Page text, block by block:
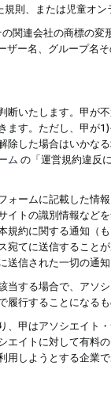
則、または児童オン
関連会社の商標の
ザー名、グループ名
断いたします。甲が
ます。ただし、甲が
除した場合はいかな
ム の「運営規約違反
ォームに記載した情
イトの識別情報など
規約に関する通知（
宛てに送信すること
送信された一切の通
当する場合で、アソ
履行することになる
、甲はアソシエイト
エイトに対して有料
用しようとする企業